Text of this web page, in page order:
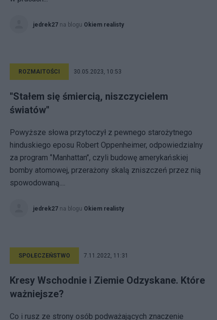
jedrek27 na blogu Okiem realisty
ROZMAITOŚCI 30.05.2023, 10:53
''Stałem się śmiercią, niszczycielem
światów''
Powyższe słowa przytoczył z pewnego starożytnego
hinduskiego eposu Robert Oppenheimer, odpowiedzialny
za program ‘’Manhattan’’, czyli budowę amerykańskiej
bomby atomowej, przerażony skalą zniszczeń przez nią
spowodowaną....
jedrek27 na blogu Okiem realisty
SPOŁECZEŃSTWO 7.11.2022, 11:31
Kresy Wschodnie i Ziemie Odzyskane. Które
ważniejsze?
Co i rusz ze strony osób podważających znaczenie